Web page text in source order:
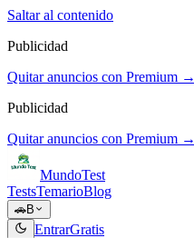
Saltar al contenido
Publicidad
Quitar anuncios con Premium →
Publicidad
Quitar anuncios con Premium →
MundoTest
TestsTemarioBlog
🚗B
EntrarGratis